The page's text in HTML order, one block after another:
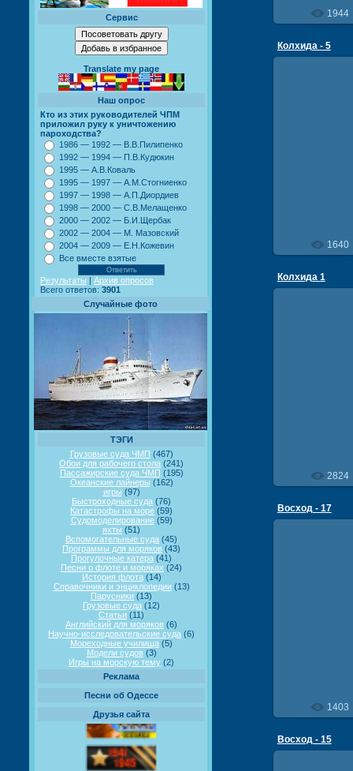
Сервис
Translate my page
Наш опрос
Кто из этих руководителей ЧПМ
приложил руку к уничтожению
пароходства?
1986 — 1992 — В.В.Пилипенко
1992 — 1994 — П.В.Кудюкин
1995 — А.В.Коваль
1995 — 1997 — А.М.Стогниенко
1997 — 1998 — А.П.Диордиев
1998 — 2000 — С.В.Мелащенко
2000 — 2002 — Б.И.Щербак
2002 — 2004 — М. Мазовский
2004 — 2009 — Е.Н.Кожевин
Все вместе взятые
Результаты | Архив опросов
Всего ответов: 3901
Случайные фото
ТЭГИ
Грузовые суда ЧМП (467)
Обои для рабочего стола (241)
Пассажирские суда ЧМП (195)
Океанские лайнеры (162)
игры (97)
Быстроходные суда (76)
Катастрофы на море (59)
Судомоделирование(59)
яхты (51)
Вспомогательные суда (45)
Программы для моряков (43)
Прогулочные катера (41)
Песни о флоте и моряках (24)
История флота(14)
Справочники и энциклопедии(13)
Парусники (13)
Грузовые суда (12)
Статьи (11)
Английский для моряков (6)
Научно-исследовательские суда (6)
Мореходные училища (5)
Модели судов(3)
Игры на морскую тему (2)
Реклама
Песни об Одессе
Друзья сайта
1944
Колхида - 5
1640
Колхида 1
2824
Восход - 17
1403
Восход - 15